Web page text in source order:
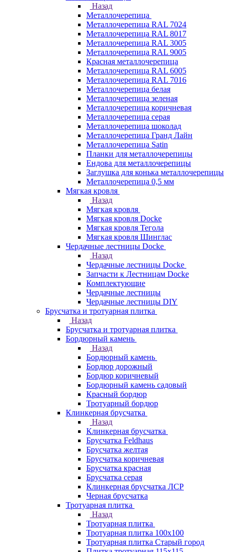
Назад
Металлочерепица
Металлочерепица RAL 7024
Металлочерепица RAL 8017
Металлочерепица RAL 3005
Металлочерепица RAL 9005
Красная металлочерепица
Металлочерепица RAL 6005
Металлочерепица RAL 7016
Металлочерепица белая
Металлочерепица зеленая
Металлочерепица коричневая
Металлочерепица серая
Металлочерепица шоколад
Металлочерепица Гранд Лайн
Металлочерепица Satin
Планки для металлочерепицы
Ендова для металлочерепицы
Заглушка для конька металлочерепицы
Металлочерепица 0,5 мм
Мягкая кровля
Назад
Мягкая кровля
Мягкая кровля Docke
Мягкая кровля Тегола
Мягкая кровля Шинглас
Чердачные лестницы Docke
Назад
Чердачные лестницы Docke
Запчасти к Лестницам Docke
Комплектующие
Чердачные лестницы
Чердачные лестницы DIY
Брусчатка и тротуарная плитка
Назад
Брусчатка и тротуарная плитка
Бордюрный камень
Назад
Бордюрный камень
Бордюр дорожный
Бордюр коричневый
Бордюрный камень садовый
Красный бордюр
Тротуарный бордюр
Клинкерная брусчатка
Назад
Клинкерная брусчатка
Брусчатка Feldhaus
Брусчатка желтая
Брусчатка коричневая
Брусчатка красная
Брусчатка серая
Клинкерная брусчатка ЛСР
Черная брусчатка
Тротуарная плитка
Назад
Тротуарная плитка
Тротуарная плитка 100x100
Тротуарная плитка Старый город